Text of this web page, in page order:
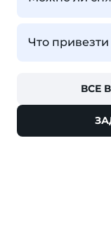
Что
ВСЕ